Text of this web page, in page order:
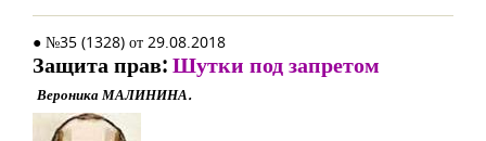
● №35 (1328) от 29.08.2018
Защита прав:Шутки под запретом
Вероника МАЛИНИНА.